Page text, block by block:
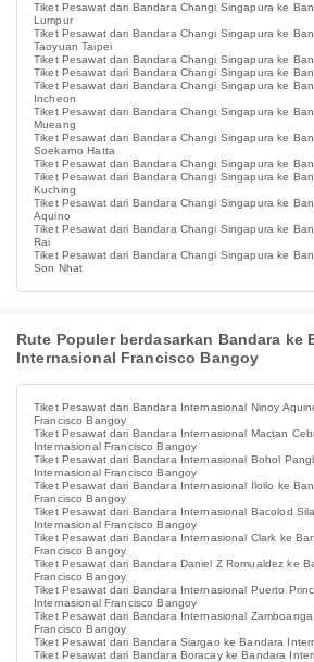
Tiket Pesawat dari Bandara Changi Singapura ke
Lumpur
Tiket Pesawat dari Bandara Changi Singapura ke
Taoyuan Taipei
Tiket Pesawat dari Bandara Changi Singapura ke
Tiket Pesawat dari Bandara Changi Singapura ke
Tiket Pesawat dari Bandara Changi Singapura ke
Incheon
Tiket Pesawat dari Bandara Changi Singapura ke
Mueang
Tiket Pesawat dari Bandara Changi Singapura ke
Soekarno Hatta
Tiket Pesawat dari Bandara Changi Singapura ke
Tiket Pesawat dari Bandara Changi Singapura ke
Kuching
Tiket Pesawat dari Bandara Changi Singapura ke
Aquino
Tiket Pesawat dari Bandara Changi Singapura ke
Rai
Tiket Pesawat dari Bandara Changi Singapura ke
Son Nhat
Rute Populer berdasarkan Bandara ke
Internasional Francisco Bangoy
Tiket Pesawat dari Bandara Internasional Ninoy
Francisco Bangoy
Tiket Pesawat dari Bandara Internasional Mactan
Internasional Francisco Bangoy
Tiket Pesawat dari Bandara Internasional Bohol
Internasional Francisco Bangoy
Tiket Pesawat dari Bandara Internasional Iloilo ke
Francisco Bangoy
Tiket Pesawat dari Bandara Internasional Bacolod
Internasional Francisco Bangoy
Tiket Pesawat dari Bandara Internasional Clark ke
Francisco Bangoy
Tiket Pesawat dari Bandara Daniel Z Romualdez ke
Francisco Bangoy
Tiket Pesawat dari Bandara Internasional Puerto
Internasional Francisco Bangoy
Tiket Pesawat dari Bandara Internasional
Francisco Bangoy
Tiket Pesawat dari Bandara Siargao ke Bandara
Tiket Pesawat dari Bandara Boracay ke Bandara